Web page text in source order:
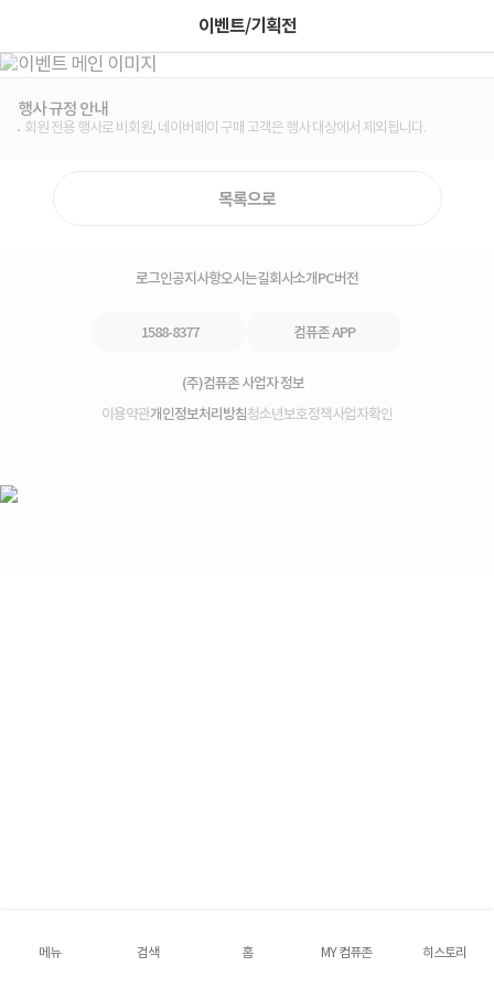
이벤트/기획전
행사 규정 안내
회원 전용 행사로 비회원, 네이버페이 구매 고객은 행사 대상에서 제외됩니다.
목록으로
메뉴 검색 홈 MY 컴퓨존 히스토리
로그인공지사항오시는길회사소개PC버전
1588-8377 컴퓨존 APP
(주)컴퓨존 사업자 정보
이용약관개인정보처리방침청소년보호정책사업자확인